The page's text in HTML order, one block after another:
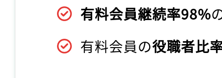
有料会員継続率98%
有料会員の役職者比